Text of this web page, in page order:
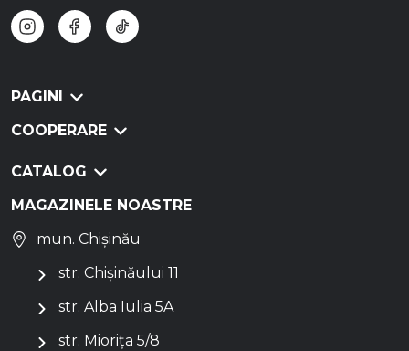
PAGINI
COOPERARE
CATALOG
MAGAZINELE NOASTRE
mun. Chișinău
str. Chișinăului 11
str. Alba Iulia 5A
str. Miorița 5/8